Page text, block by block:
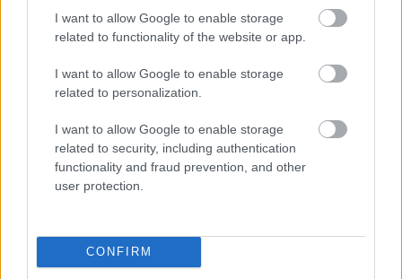
I want to allow Google to enable storage
related to functionality of the website or app.
I want to allow Google to enable storage
related to personalization.
I want to allow Google to enable storage
related to security, including authentication
functionality and fraud prevention, and other
user protection.
CONFIRM